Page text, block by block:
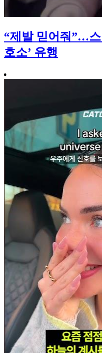
“제발 믿어줘”…스
호소’ 유행